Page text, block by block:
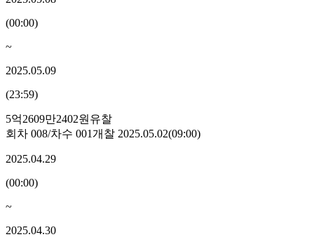
(00:00)
~
2025.05.09
(23:59)
5억2609만2402원 유찰
회차 008/차수 001개찰 2025.05.02(09:00)
2025.04.29
(00:00)
~
2025.04.30